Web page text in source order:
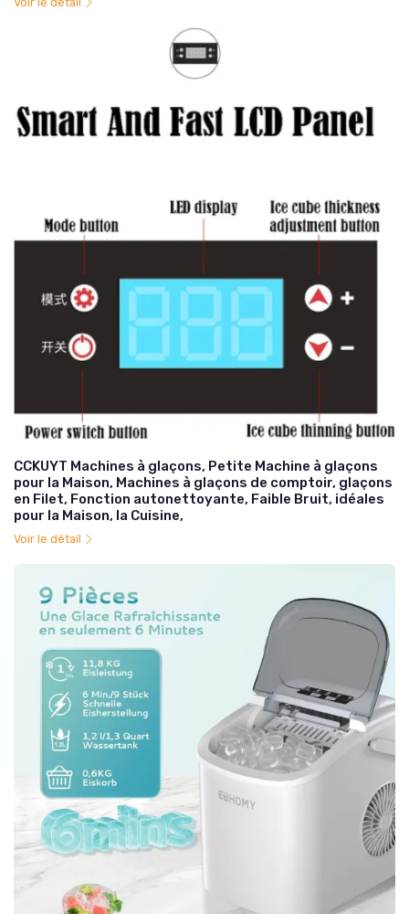
CCKUYT Machines à glaçons, Petite Machine à glaçons
pour la Maison, Machines à glaçons de comptoir, glaçons
en Filet, Fonction autonettoyante, Faible Bruit, idéales
pour la Maison, la Cuisine,
Voir le détail